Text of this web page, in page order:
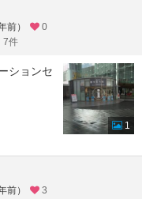
前）
0
7件
ションセ
1
前）
3